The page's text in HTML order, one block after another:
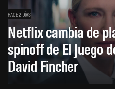
HACE 2 DÍAS
Netflix cambia de
spinoff de El Juego
David Fincher